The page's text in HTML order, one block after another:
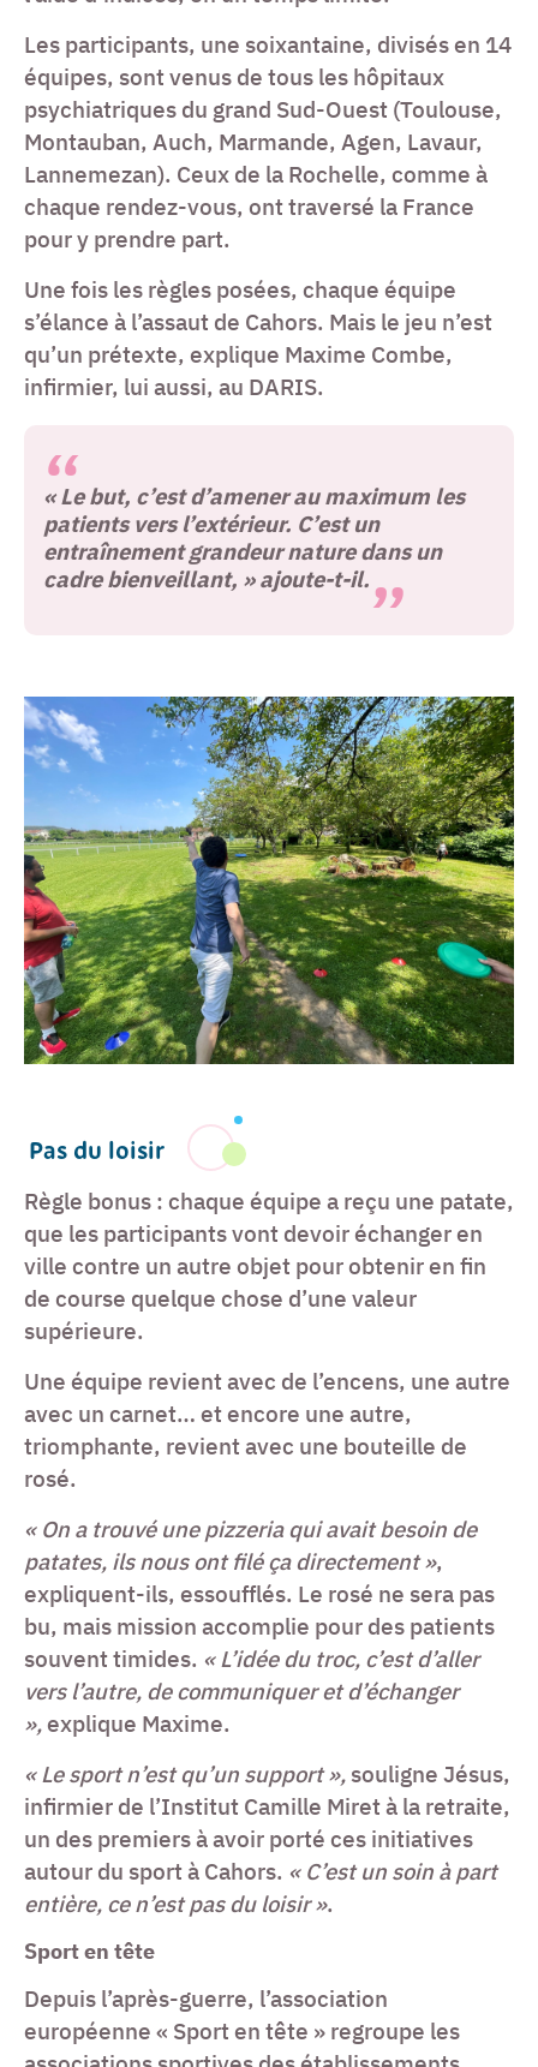
Les participants, une soixantaine, divisés en 14
équipes, sont venus de tous les hôpitaux
psychiatriques du grand Sud-Ouest (Toulouse,
Montauban, Auch, Marmande, Agen, Lavaur,
Lannemezan). Ceux de la Rochelle, comme à
chaque rendez-vous, ont traversé la France
pour y prendre part.
Une fois les règles posées, chaque équipe
s’élance à l’assaut de Cahors. Mais le jeu n’est
qu’un prétexte, explique Maxime Combe,
infirmier, lui aussi, au DARIS.
« Le but, c’est d’amener au maximum les
patients vers l’extérieur. C’est un
entraînement grandeur nature dans un
cadre bienveillant, » ajoute-t-il.
Pas du loisir
Règle bonus : chaque équipe a reçu une patate,
que les participants vont devoir échanger en
ville contre un autre objet pour obtenir en fin
de course quelque chose d’une valeur
supérieure.
Une équipe revient avec de l’encens, une autre
avec un carnet… et encore une autre,
triomphante, revient avec une bouteille de
rosé.
« On a trouvé une pizzeria qui avait besoin de
patates, ils nous ont filé ça directement »,
expliquent-ils, essoufflés. Le rosé ne sera pas
bu, mais mission accomplie pour des patients
souvent timides. « L’idée du troc, c’est d’aller
vers l’autre, de communiquer et d’échanger
»,explique Maxime.
« Le sport n’est qu’un support », souligne Jésus,
infirmier de l’Institut Camille Miret à la retraite,
un des premiers à avoir porté ces initiatives
autour du sport à Cahors. « C’est un soin à part
entière, ce n’est pas du loisir ».
Sport en tête
Depuis l’après-guerre, l’association
européenne « Sport en tête » regroupe les